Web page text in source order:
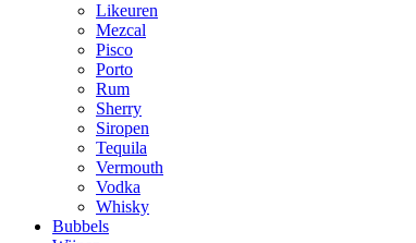
Likeuren
Mezcal
Pisco
Porto
Rum
Sherry
Siropen
Tequila
Vermouth
Vodka
Whisky
Bubbels